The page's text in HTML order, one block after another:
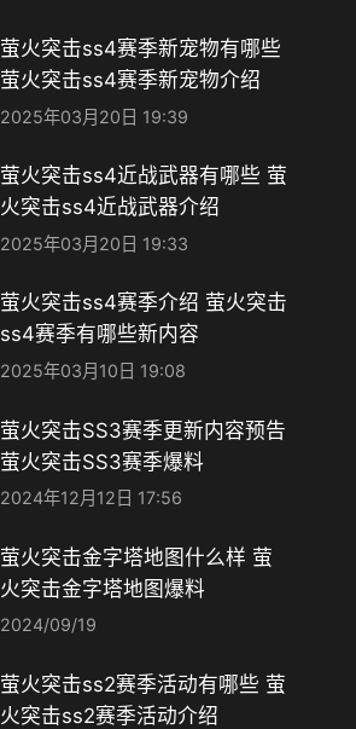
萤火突击ss4赛季新宠物有哪些
萤火突击ss4赛季新宠物介绍
2025年03月20日 19:39
萤火突击ss4近战武器有哪些 萤
火突击ss4近战武器介绍
2025年03月20日 19:33
萤火突击ss4赛季介绍 萤火突击
ss4赛季有哪些新内容
2025年03月10日 19:08
萤火突击SS3赛季更新内容预告
萤火突击SS3赛季爆料
2024年12月12日 17:56
萤火突击金字塔地图什么样 萤
火突击金字塔地图爆料
2024/09/19
萤火突击ss2赛季活动有哪些 萤
火突击ss2赛季活动介绍